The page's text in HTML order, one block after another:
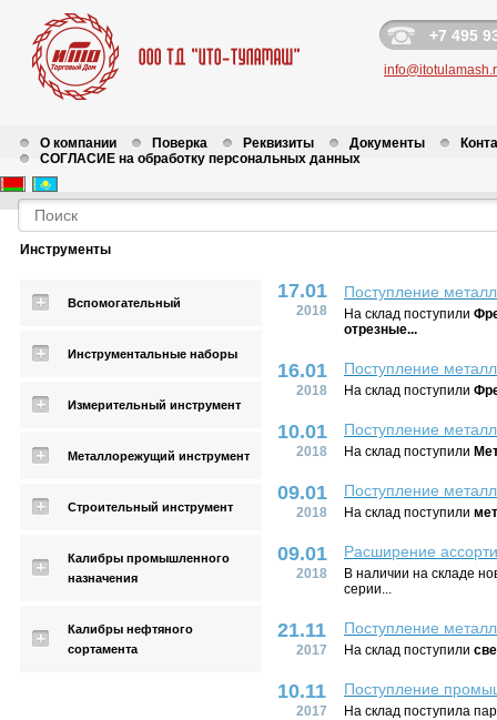
+7 495
О компании Поверка Реквизиты Документы
СОГЛАСИЕ на обработку персональных данных
Инструменты
Вспомогательный
Инструментальные наборы
Измерительный инструмент
Металлорежущий инструмент
Строительный инструмент
Калибры промышленного
назначения
Калибры нефтяного
сортамента
17.01
2018
Поступление
На склад поступили
отрезные...
16.01
2018
Поступление
На склад поступили
10.01
2018
Поступление
На склад поступили
09.01
2018
Поступление
На склад поступили
09.01
2018
Расширение
В наличии на складе
серии...
21.11
2017
Поступление
На склад поступили
10.11
2017
Поступление
На склад поступила